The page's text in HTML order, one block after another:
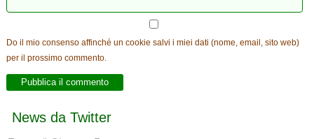
Do il mio consenso affinché un cookie salvi i miei dati (nome, email, sito web)
per il prossimo commento.
News da Twitter